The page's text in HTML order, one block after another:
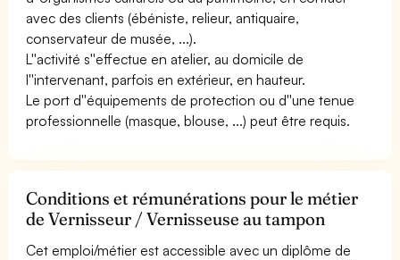
avec des clients (ébéniste, relieur, antiquaire,
conservateur de musée, ...).
L''activité s''effectue en atelier, au domicile de
l''intervenant, parfois en extérieur, en hauteur.
Le port d''équipements de protection ou d''une tenue
professionnelle (masque, blouse, ...) peut être requis.
Conditions et rémunérations pour le métier
de Vernisseur / Vernisseuse au tampon
Cet emploi/métier est accessible avec un diplôme de